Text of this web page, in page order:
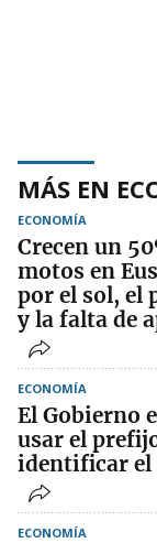
MÁS EN
ECONOMÍA
Crecen un
motos en
por el sol, el
y la falta de
ECONOMÍA
El Gobierno
usar el
identificar
ECONOMÍA